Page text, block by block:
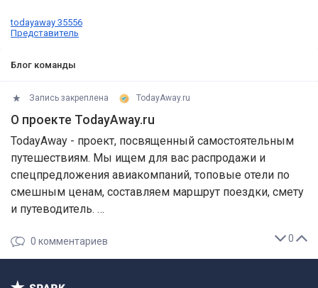
todayaway 35556
Представитель
Блог команды
Запись закреплена TodayAway.ru
О проекте TodayAway.ru
TodayAway - проект, посвященный самостоятельным
путешествиям. Мы ищем для вас распродажи и
спецпредложения авиакомпаний, топовые отели по
смешным ценам, составляем маршрут поездки, смету
и путеводитель. …
0
0 комментариев